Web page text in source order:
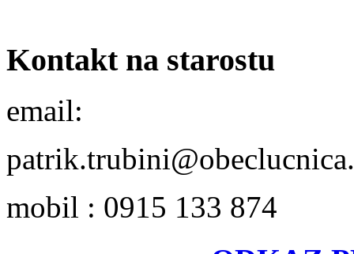
Kontakt na starostu
email:
mobil : 0915 133 874